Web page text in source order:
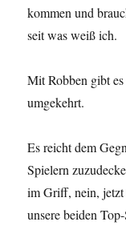
kommen und
seit was weiß ich.
Mit Robben gibt
umgekehrt.
Es reicht dem
Spielern
im Griff, nein, jetzt
unsere beiden